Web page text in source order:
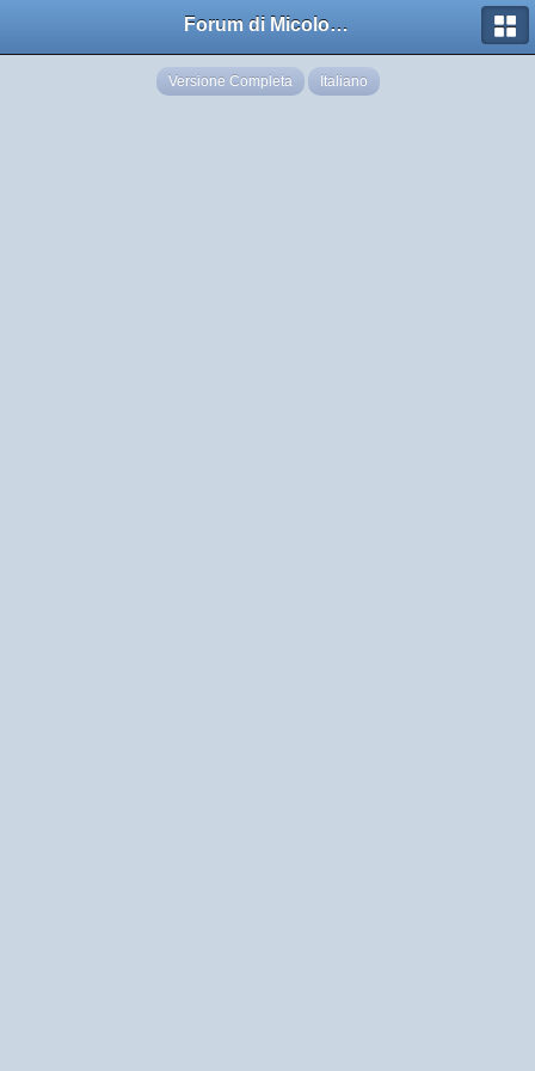
Forum di Micologia AMB Gruppo di Muggia e del Carso
Versione Completa Italiano